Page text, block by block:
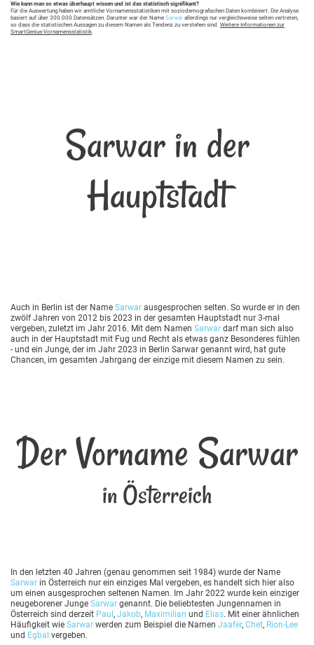
Wie kann man so etwas überhaupt wissen und ist das statistisch signifikant?
Für die Auswertung haben wir amtliche Vornamensstatistiken mit soziodemografischen Daten kombiniert. Die Analyse
basiert auf über 300.000 Datensätzen. Darunter war der Name Sarwar allerdings nur vergleichsweise selten vertreten,
so dass die statistischen Aussagen zu diesem Namen als Tendenz zu verstehen sind. Weitere Informationen zur
SmartGenius-Vornamensstatistik.
Sarwar in der
Hauptstadt
Auch in Berlin ist der Name Sarwar ausgesprochen selten. So wurde er in den
zwölf Jahren von 2012 bis 2023 in der gesamten Hauptstadt nur 3-mal
vergeben, zuletzt im Jahr 2016. Mit dem Namen Sarwar darf man sich also
auch in der Hauptstadt mit Fug und Recht als etwas ganz Besonderes fühlen
- und ein Junge, der im Jahr 2023 in Berlin Sarwar genannt wird, hat gute
Chancen, im gesamten Jahrgang der einzige mit diesem Namen zu sein.
Der Vorname Sarwar
in Österreich
In den letzten 40 Jahren (genau genommen seit 1984) wurde der Name
Sarwar in Österreich nur ein einziges Mal vergeben, es handelt sich hier also
um einen ausgesprochen seltenen Namen. Im Jahr 2022 wurde kein einziger
neugeborener Junge Sarwar genannt. Die beliebtesten Jungennamen in
Österreich sind derzeit Paul, Jakob, Maximilian und Elias. Mit einer ähnlichen
Häufigkeit wie Sarwar werden zum Beispiel die Namen Jaafer, Chet, Rion-Lee
und Egbal vergeben.